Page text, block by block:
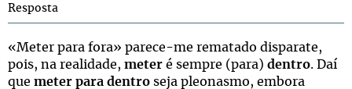
Resposta
«Meter para fora» parece-me rematado disparate,
pois, na realidade, meter é sempre (para) dentro. Daí
que meter para dentro seja pleonasmo, embora